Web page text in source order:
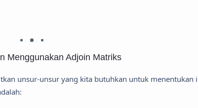
Menggunakan Adjoin Matriks
unsur-unsur yang kita butuhkan untuk menentukan